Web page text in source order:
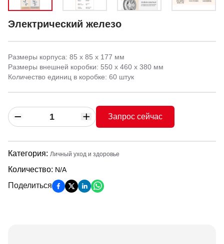
Электрический железо
Размеры корпуса: 85 x 85 x 177 мм
Размеры внешней коробки: 550 x 460 x 380 мм
Количество единиц в коробке: 60 штук
Запрос сейчас
Категория: Личный уход и здоровье
Количество: N/A
Поделиться